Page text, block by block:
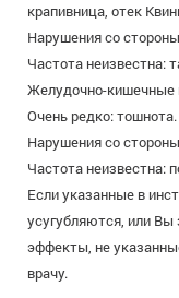
крапивница, отек
Нарушения со
Частота неизвестна:
Желудочно-кишечные
Очень редко: тошнота.
Нарушения со
Частота неизвестна:
Если указанные в
усугубляются, или
эффекты, не
врачу.